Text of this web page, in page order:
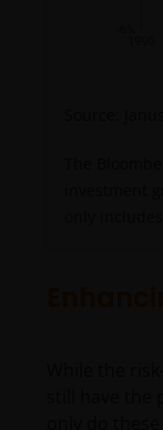
Source:
The
investment
only
While the
still have
only do